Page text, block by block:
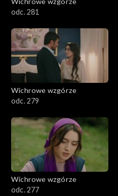
odc. 281
Wichrowe wzgórze
odc. 279
Wichrowe wzgórze
odc. 277